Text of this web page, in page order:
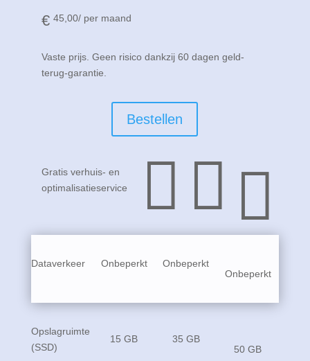
€ 45,00/ per maand
Vaste prijs. Geen risico dankzij 60 dagen geld-
terug-garantie.
Bestellen
Gratis verhuis- en
optimalisatieservice
  
Dataverkeer Onbeperkt
Onbeperkt
Onbeperkt
Opslagruimte
(SSD)
15 GB
35 GB
50 GB